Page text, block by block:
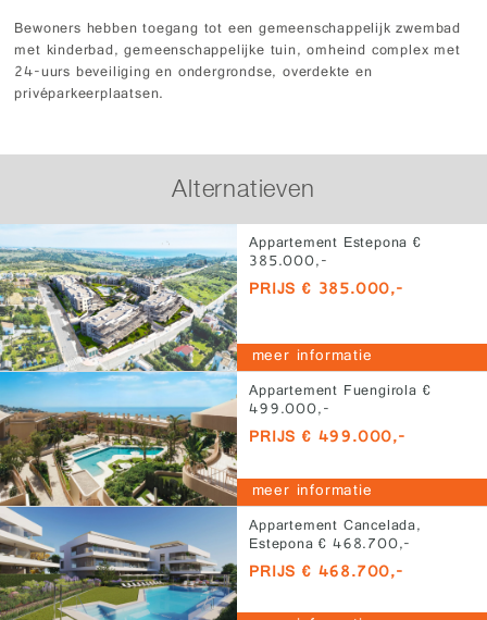
Bewoners hebben toegang tot een gemeenschappelijk zwembad
met kinderbad, gemeenschappelijke tuin, omheind complex met
24-uurs beveiliging en ondergrondse, overdekte en
privéparkeerplaatsen.
Alternatieven
Appartement Estepona €
385.000,-
PRIJS € 385.000,-
meer informatie
Appartement Fuengirola €
499.000,-
PRIJS € 499.000,-
meer informatie
Appartement Cancelada,
Estepona € 468.700,-
PRIJS € 468.700,-